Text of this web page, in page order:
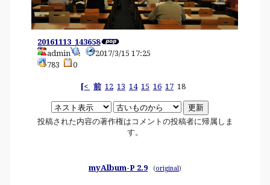
20161113_143658
admin
2017/3/15 17:25
783
0
[< 前 12 13 14 15 16 17 18
投稿された内容の著作権はコメントの投稿者に帰属しま
す。
myAlbum-P 2.9 (original)